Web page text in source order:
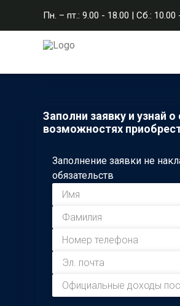
Пн. – пт.: 9.00 - 18.00 | Сб.:
Заполни заявку и узнай о
возможностях
Заполнение заявки не
обязательств